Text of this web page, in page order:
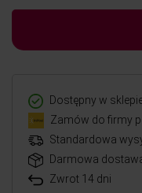
Dostępny w
Zamów do firmy
Standardowa
Darmowa
Zwrot 14 dni